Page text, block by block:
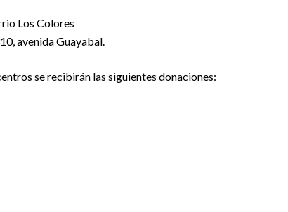
Los Colores
avenida Guayabal.
se recibirán las siguientes donaciones: